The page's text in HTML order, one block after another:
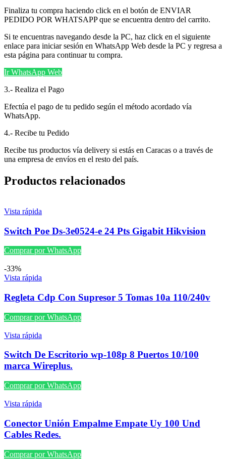
Finaliza tu compra haciendo click en el botón de ENVIAR
PEDIDO POR WHATSAPP que se encuentra dentro del carrito.
Si te encuentras navegando desde la PC, haz click en el siguiente
enlace para iniciar sesión en WhatsApp Web desde la PC y regresa a
esta página para continuar tu compra.
Ir WhatsApp Web
3.- Realiza el Pago
Efectúa el pago de tu pedido según el método acordado vía
WhatsApp.
4.- Recibe tu Pedido
Recibe tus productos vía delivery si estás en Caracas o a través de
una empresa de envíos en el resto del país.
Productos relacionados
Vista rápida
Switch Poe Ds-3e0524-e 24 Pts Gigabit Hikvision
Comprar por WhatsApp
-33%
Vista rápida
Regleta Cdp Con Supresor 5 Tomas 10a 110/240v
Comprar por WhatsApp
Vista rápida
Switch De Escritorio wp-108p 8 Puertos 10/100
marca Wireplus.
Comprar por WhatsApp
Vista rápida
Conector Unión Empalme Empate Uy 100 Und
Cables Redes.
Comprar por WhatsApp